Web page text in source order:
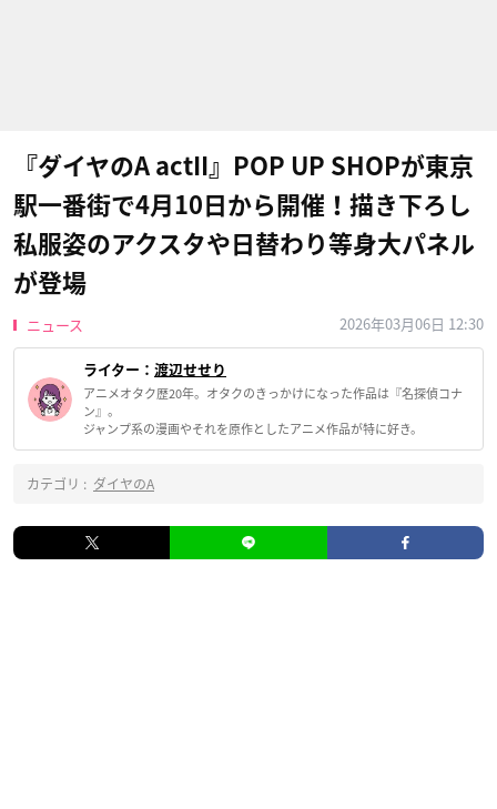
『ダイヤのA actII』POP UP SHOPが東京
駅一番街で4月10日から開催！描き下ろし
私服姿のアクスタや日替わり等身大パネル
が登場
ニュース 2026年03月06日 12:30
ライター： 渡辺せせり
アニメオタク歴20年。オタクのきっかけになった作品は『名探偵コナ
ン』。
ジャンプ系の漫画やそれを原作としたアニメ作品が特に好き。
カテゴリ : ダイヤのA